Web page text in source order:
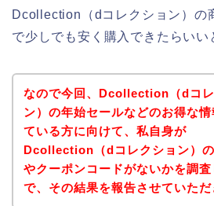
Dcollection（dコレクション）の
で少しでも安く購入できたらいい
なので今回、Dcollection（dコレ
ン）の年始セールなどのお得な情
ている方に向けて、私自身が
Dcollection（dコレクション）
やクーポンコードがないかを調査
で、その結果を報告させていただ